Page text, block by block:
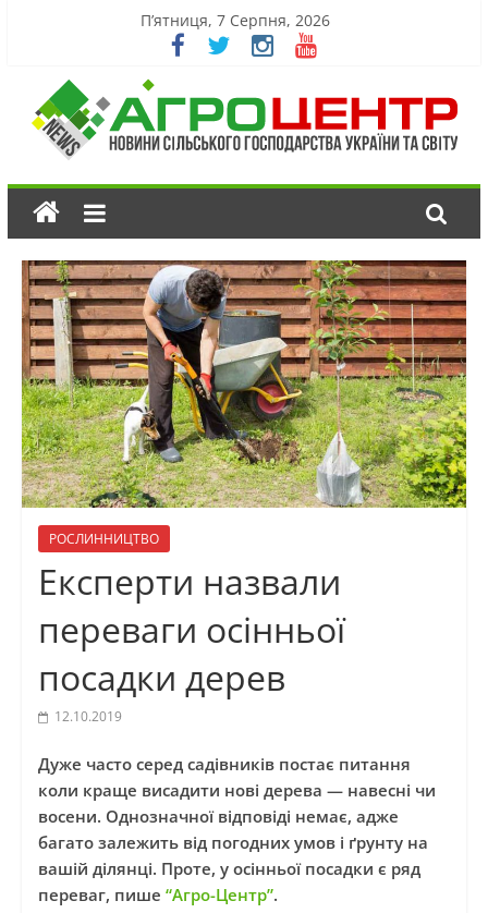
П’ятниця, 7 Серпня, 2026
РОСЛИННИЦТВО
Експерти назвали
переваги осінньої
посадки дерев
12.10.2019
Дуже часто серед садівників постає питання
коли краще висадити нові дерева — навесні чи
восени. Однозначної відповіді немає, адже
багато залежить від погодних умов і ґрунту на
вашій ділянці. Проте, у осінньої посадки є ряд
переваг, пише “Агро-Центр”.